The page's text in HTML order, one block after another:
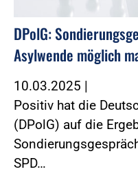
DPolG:
Asylwende möglich
10.03.2025 |
Positiv hat die
(DPolG) auf die
SPD…